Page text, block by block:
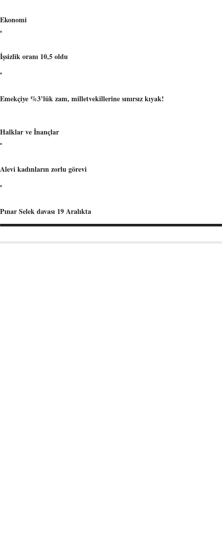
Ekonomi
İşsizlik oranı 10,5 oldu
Emekçiye %3’lük zam, milletvekillerine sınırsız kıyak!
Halklar ve İnançlar
Alevi kadınların zorlu görevi
Pınar Selek davası 19 Aralıkta